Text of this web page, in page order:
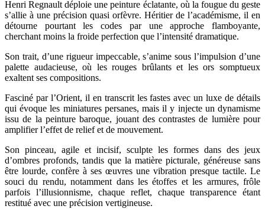
Henri Regnault déploie une peinture éclatante, où la fougue du geste
s’allie à une précision quasi orfèvre. Héritier de l’académisme, il en
détourne pourtant les codes par une approche flamboyante,
cherchant moins la froide perfection que l’intensité dramatique.
Son trait, d’une rigueur impeccable, s’anime sous l’impulsion d’une
palette audacieuse, où les rouges brûlants et les ors somptueux
exaltent ses compositions.
Fasciné par l’Orient, il en transcrit les fastes avec un luxe de détails
qui évoque les miniatures persanes, mais il y injecte un dynamisme
issu de la peinture baroque, jouant des contrastes de lumière pour
amplifier l’effet de relief et de mouvement.
Son pinceau, agile et incisif, sculpte les formes dans des jeux
d’ombres profonds, tandis que la matière picturale, généreuse sans
être lourde, confère à ses œuvres une vibration presque tactile. Le
souci du rendu, notamment dans les étoffes et les armures, frôle
parfois l’illusionnisme, chaque reflet, chaque transparence étant
restitué avec une précision vertigineuse.